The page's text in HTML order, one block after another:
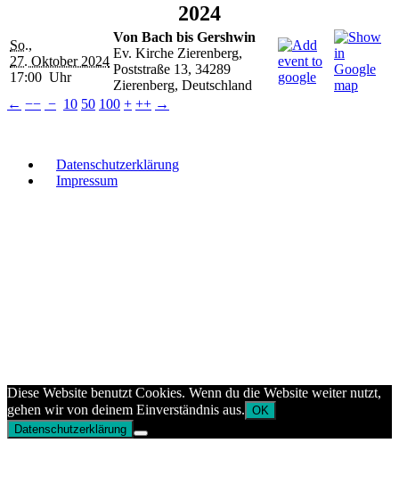
2024
So.,
27. Oktober 2024
17:00 Uhr
Von Bach bis Gershwin
Ev. Kirche Zierenberg,
Poststraße 13, 34289
Zierenberg, Deutschland
← −− − 10 50 100 + ++ →
Datenschutzerklärung
Impressum
Diese Website benutzt Cookies. Wenn du die Website weiter nutzt,
gehen wir von deinem Einverständnis aus. OK
Datenschutzerklärung